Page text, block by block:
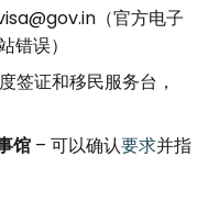
（官方电子
错误）
签证和移民服务台，
馆 – 可以确认要求并指